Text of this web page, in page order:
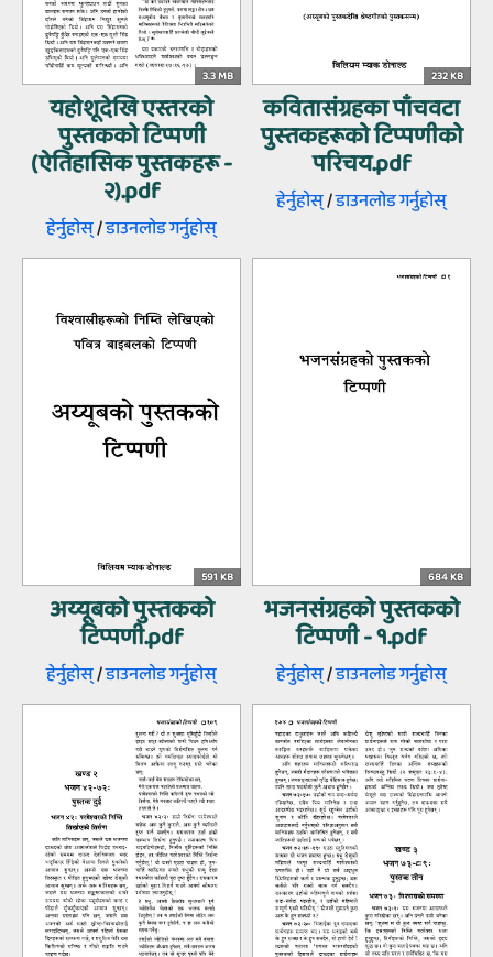
3.3 MB
यहोशूदेखि एस्तरको
पुस्तकको टिप्पणी
(ऐतिहासिक पुस्तकहरू -
२).pdf
हेर्नुहोस्‌/डाउनलोड गर्नुहोस्‌
232 KB
कवितासंग्रहका पाँचवटा
पुस्‍तकहरूको टिप्‍पणीको
परिचय.pdf
हेर्नुहोस्‌/डाउनलोड गर्नुहोस्‌
591 KB
अय्‍यूबको पुस्‍तकको
टिप्‍पणी.pdf
हेर्नुहोस्‌/डाउनलोड गर्नुहोस्‌
684 KB
भजनसंग्रहको पुस्तकको
टिप्पणी - १.pdf
हेर्नुहोस्‌/डाउनलोड गर्नुहोस्‌